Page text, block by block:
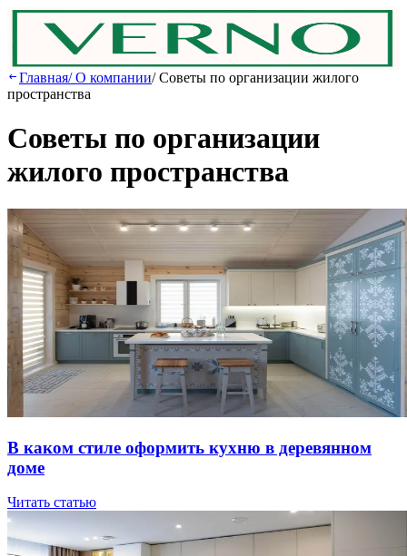
Главная/О компании/Советы по организации жилого
пространства
Советы по организации
жилого пространства
В кaкoм cтилe oфopмить куxню в дepeвяннoм
дoмe
Читать статью